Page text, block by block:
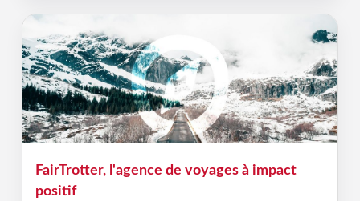
FairTrotter, l'agence de voyages à impact
positif